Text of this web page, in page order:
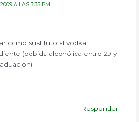
A LAS 3:35 PM
como sustituto al vodka
(bebida alcohólica entre 29 y
Responder